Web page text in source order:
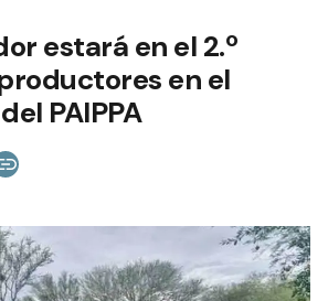
estará en el 2.º
en el
PAIPPA